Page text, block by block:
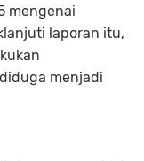
mengenai
laporan itu,
menjadi